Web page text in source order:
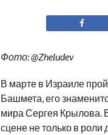
Фото: @Zheludev
В марте в Израиле
Башмета, его
мира Сергея Крылова.
сцене не только в